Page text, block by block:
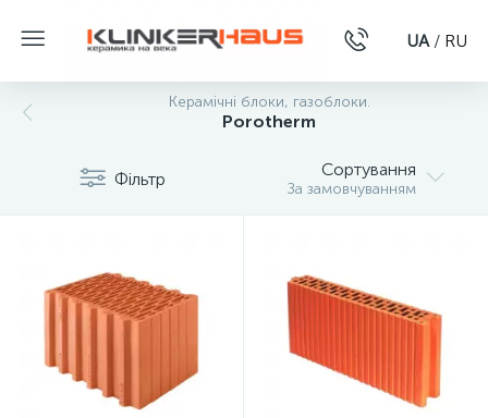
UA/ RU
Керамічні блоки, газоблоки.
Porotherm
Фільтр Сортування
За замовчуванням